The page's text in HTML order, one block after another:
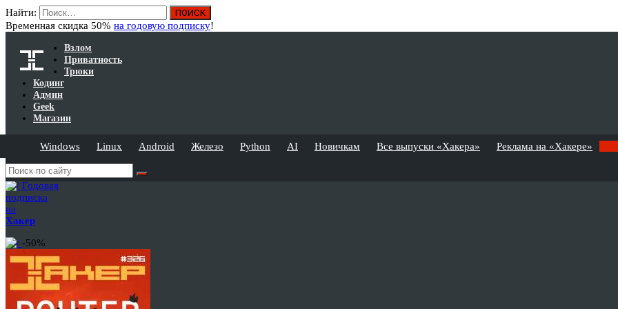
Найти:
Временная скидка 50% на годовую подписку!
Взлом
Приватность
Трюки
Кодинг
Админ
Geek
Магазин
Windows Linux Android Железо Python AI Новичкам Все выпуски «Хакера» Реклама на «Хакере»
Годовая
подписка
на
Хакер
-50%